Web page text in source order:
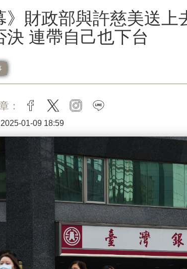
》財政部與許慈美送上
決 連帶自己也下台
： facebook
twitter instagram
2025-01-09 18:59